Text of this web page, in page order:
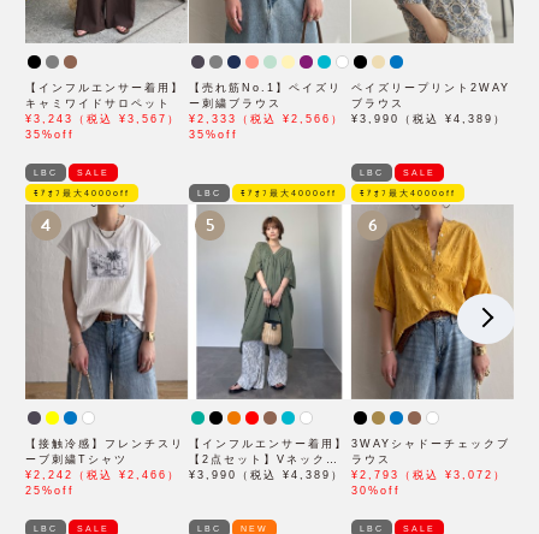
【インフルエンサー着用】
キャミワイドサロペット
¥3,243（税込 ¥3,567）
35%off
【売れ筋No.1】ペイズリ
ー刺繍ブラウス
¥2,333（税込 ¥2,566）
35%off
ペイズリープリント2WAY
ブラウス
¥3,990（税込 ¥4,389）
LBC SALE
ﾓｱｵﾌ最大4000off
4
【接触冷感】フレンチスリ
ーブ刺繍Tシャツ
¥2,242（税込 ¥2,466）
25%off
LBC ﾓｱｵﾌ最大4000off
5
【インフルエンサー着用】
【2点セット】Vネックピ
ンタックセットワンピース
¥3,990（税込 ¥4,389）
LBC SALE
ﾓｱｵﾌ最大4000off
6
3WAYシャドーチェックブ
ラウス
¥2,793（税込 ¥3,072）
30%off
LBC SALE LBC NEW LBC SALE